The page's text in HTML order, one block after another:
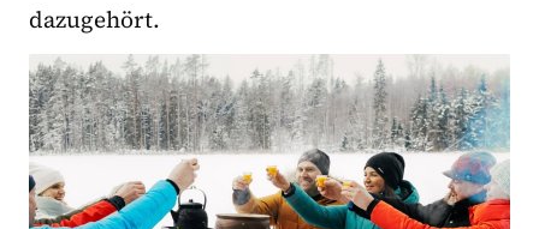
dazugehört.